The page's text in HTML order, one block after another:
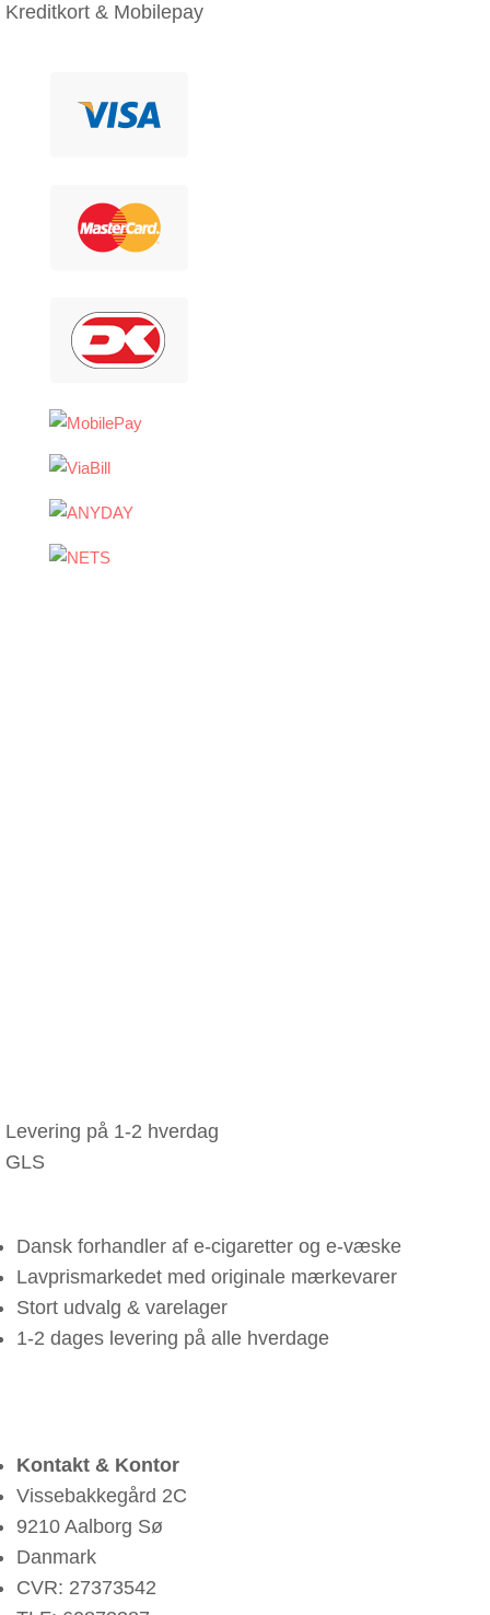
Kreditkort & Mobilepay
Levering på 1-2 hverdag
GLS
Dansk forhandler af e-cigaretter og e-væske
Lavprismarkedet med originale mærkevarer
Stort udvalg & varelager
1-2 dages levering på alle hverdage
Kontakt & Kontor
Vissebakkegård 2C
9210 Aalborg Sø
Danmark
CVR: 27373542